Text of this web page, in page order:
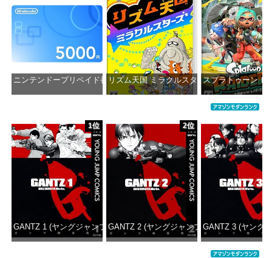
ニンテンドープリペイド番号 5000円|オンラインコード版
リズム天国 ミラクルスターズ -Switch
スプラトゥーン レ
1位
GANTZ 1 (ヤングジャンプコミックスDIGITAL)
2位
GANTZ 2 (ヤングジャンプコミックス
GANTZ 3 (ヤング